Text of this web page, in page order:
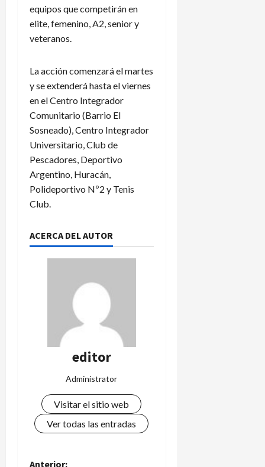
equipos que competirán en
elite, femenino, A2, senior y
veteranos.
La acción comenzará el martes
y se extenderá hasta el viernes
en el Centro Integrador
Comunitario (Barrio El
Sosneado), Centro Integrador
Universitario, Club de
Pescadores, Deportivo
Argentino, Huracán,
Polideportivo Nº2 y Tenis
Club.
ACERCA DEL AUTOR
editor
Administrator
Visitar el sitio web
Ver todas las entradas
Anterior: